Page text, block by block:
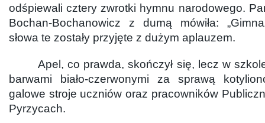
odśpiewali cztery zwrotki hymnu narodowego.
Bochan-Bochanowicz z dumą mówiła:
słowa te zostały przyjęte z dużym aplauzem.
Apel, co prawda, skończył się, lecz w szkole
barwami biało-czerwonymi za sprawą
galowe stroje uczniów oraz pracowników
Pyrzycach.